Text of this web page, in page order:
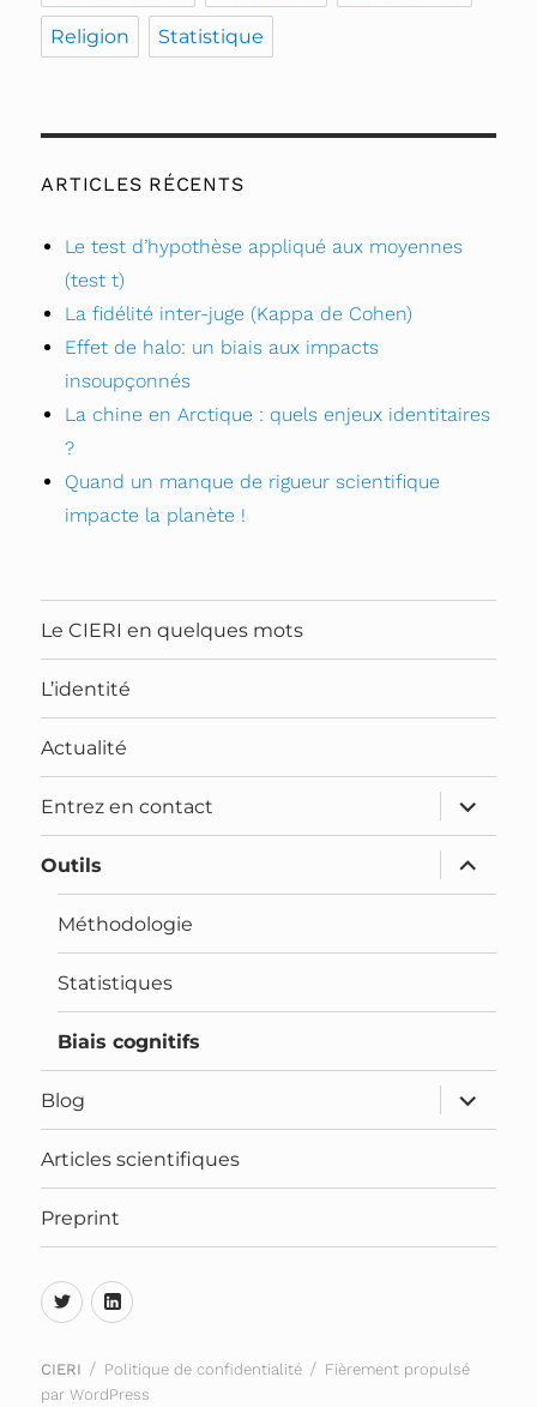
Religion Statistique
ARTICLES RÉCENTS
Le test d’hypothèse appliqué aux moyennes
(test t)
La fidélité inter-juge (Kappa de Cohen)
Effet de halo: un biais aux impacts
insoupçonnés
La chine en Arctique : quels enjeux identitaires
?
Quand un manque de rigueur scientifique
impacte la planète !
Le CIERI en quelques mots
L’identité
Actualité
Entrez en contact
Outils
Méthodologie
Statistiques
Biais cognitifs
Blog
Articles scientifiques
Preprint
CIERI Politique de confidentialité
Fièrement propulsé
par WordPress